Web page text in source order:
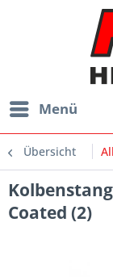
Menü
Übersicht
Coated (2)